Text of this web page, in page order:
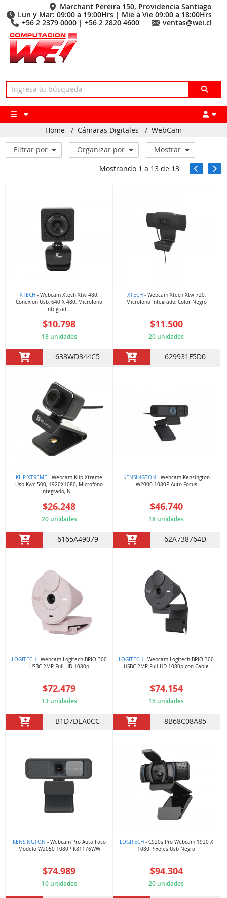
Marchant Pereira 150, Providencia Santiago
Lun y Mar: 09:00 a 19:00Hrs | Mie a Vie 09:00 a 18:00Hrs
+56 2 2379 0000 | +56 2 2820 4600
ventas@wei.cl
Home / Cámaras Digitales / WebCam
Filtrar por Organizar por
Mostrar
Mostrando 1 a 13de 13
XTECH - Webcam Xtech Xtw 480,
Conexion Usb, 640 X 480, Microfono
Integrad ...
$10.798
18 unidades
633WD344C5
XTECH- Webcam Xtech Xtw 720,
Microfono Integrado, Color Negro
$11.500
20 unidades
629931F5D0
KLIP XTREME - Webcam Klip Xtreme
Usb Kwc 500, 1920X1080, Microfono
Integrado, N ...
$26.248
20 unidades
6165A49079
KENSINGTON - Webcam Kensington
W2000 1080P Auto Focus
$46.740
18 unidades
62A738764D
LOGITECH - Webcam Logitech BRIO 300
USBC 2MP Full HD 1080p
$72.479
13 unidades
B1D7DEA0CC
LOGITECH - Webcam Logitech BRIO 300
USBC 2MP Full HD 1080p con Cable
$74.154
15 unidades
8B68C08A85
KENSINGTON - Webcam Pro Auto Foco
Modelo W2050 1080P K81176WW
$74.989
10 unidades
LOGITECH - C920s Pro Webcam 1920 X
1080 Pixeles Usb Negro
$94.304
20 unidades